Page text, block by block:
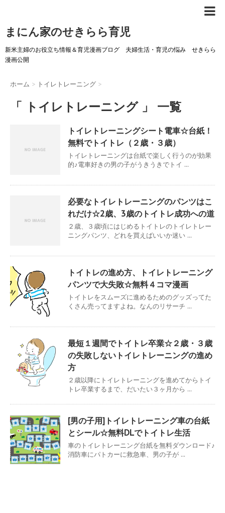
まにん家のせきらら育児
新米主婦のお役立ち情報＆育児漫画ブログ 夫婦生活・育児の悩み せきらら
漫画公開
ホーム > トイレトレーニング >
「 トイレトレーニング 」 一覧
トイレトレーニングシート電車☆台紙！
無料でトイトレ（２歳・３歳）
トイレトレーニングは台紙で楽しく行うのが効果
的♪電車好きの男の子がうきうきでトイ ...
必要なトイレトレーニングのパンツはこ
れだけ☆2歳、3歳のトイトレ成功への道
２歳、３歳頃にはじめるトイトレのトイレトレー
ニングパンツ、どれを買えばいいか迷い ...
トイトレの進め方、トイレトレーニング
パンツで大失敗☆無料４コマ漫画
トイトレをスムーズに進めるためのグッズってた
くさん売ってますよね。なんのリサーチ ...
最短１週間でトイトレ卒業☆２歳・３歳
の失敗しないトイレトレーニングの進め
方
２歳以降にトイレトレーニングを進めてからトイ
トレ卒業するまで、だいたい３ヶ月から ...
[男の子用]トイレトレーニング車の台紙
とシール☆無料DLでトイトレ生活
車のトイレトレーニング台紙を無料ダウンロード♪
消防車にパトカーに救急車、男の子が ...